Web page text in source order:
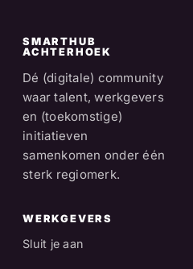
SMARTHUB
ACHTERHOEK
Dé (digitale) community
waar talent, werkgevers
en (toekomstige)
initiatieven
samenkomen onder één
sterk regiomerk.
WERKGEVERS
Sluit je aan